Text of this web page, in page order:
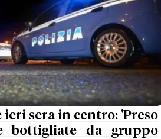
sera in centro: 'Preso
bottigliate da gruppo